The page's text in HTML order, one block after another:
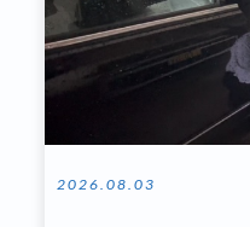
2026.08.03